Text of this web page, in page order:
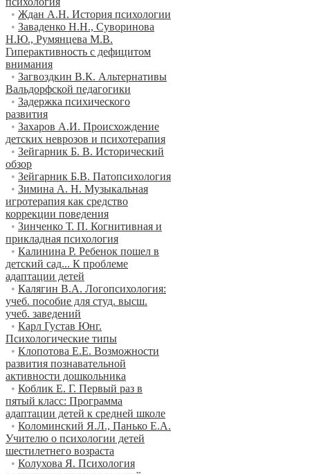
• Ждан А.Н. История психологии
• Заваденко Н.Н., Суворинова
Н.Ю., Румянцева М.В.
Гиперактивность с дефицитом
внимания
• Загвоздкин В.К. Альтернативы
Вальдорфской педагогики
• Задержка психического
развития
• Захаров А.И. Происхождение
детских неврозов и психотерапия
• Зейгарник Б. В. Исторический
обзор
• Зейгарник Б.В. Патопсихология
• Зимина А. Н. Музыкальная
игротерапия как средство
коррекции поведения
• Зинченко Т. П. Когнитивная и
прикладная психология
• Калинина Р. Ребенок пошел в
детский сад... К проблеме
адаптации детей
• Калягин В.А. Логопсихология:
учеб. пособие для студ. высш.
учеб. заведений
• Карл Густав Юнг.
Психологические типы
• Клопотова Е.Е. Возможности
развития познавательной
активности дошкольника
• Коблик Е. Г. Первый раз в
пятый класс: Программа
адаптации детей к средней школе
• Коломинский Я.Л., Панько Е.А.
Учителю о психологии детей
шестилетнего возраста
• Колухова Я. Психология